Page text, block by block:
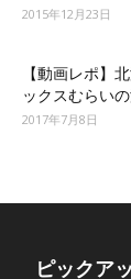
2015年12月23日
【動画レポ】
ックスむらいの
2017年7月8日
ピックア